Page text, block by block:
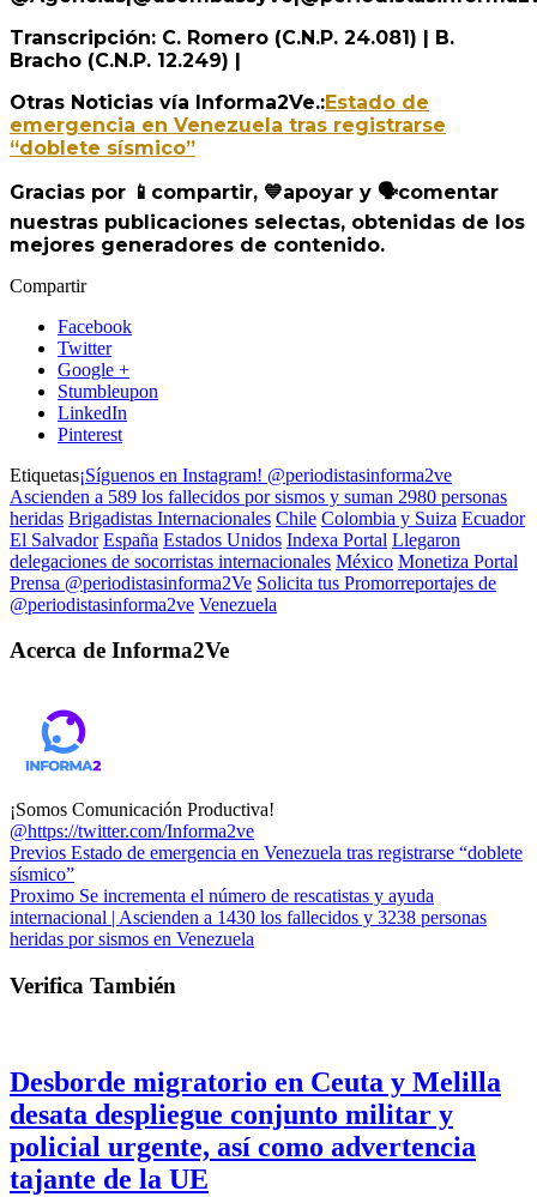
Transcripción: C. Romero (C.N.P. 24.081) | B.
Bracho (C.N.P. 12.249) |
Otras Noticias vía Informa2Ve.:Estado de
emergencia en Venezuela tras registrarse
“doblete sísmico”
Gracias por 📱 compartir, 💙apoyar y 🗣️comentar
nuestras publicaciones selectas, obtenidas de los
mejores generadores de contenido.
Compartir
Facebook
Twitter
Google +
Stumbleupon
LinkedIn
Pinterest
Etiquetas¡Síguenos en Instagram! @periodistasinforma2ve
Ascienden a 589 los fallecidos por sismos y suman 2980 personas
heridas Brigadistas Internacionales Chile Colombia y Suiza Ecuador
El Salvador España Estados Unidos Indexa Portal Llegaron
delegaciones de socorristas internacionales México Monetiza Portal
Prensa @periodistasinforma2Ve Solicita tus Promorreportajes de
@periodistasinforma2ve Venezuela
Acerca de Informa2Ve
¡Somos Comunicación Productiva!
@https://twitter.com/Informa2ve
Previos Estado de emergencia en Venezuela tras registrarse “doblete
sísmico”
Proximo Se incrementa el número de rescatistas y ayuda
internacional | Ascienden a 1430 los fallecidos y 3238 personas
heridas por sismos en Venezuela
Verifica También
Desborde migratorio en Ceuta y Melilla
desata despliegue conjunto militar y
policial urgente, así como advertencia
tajante de la UE